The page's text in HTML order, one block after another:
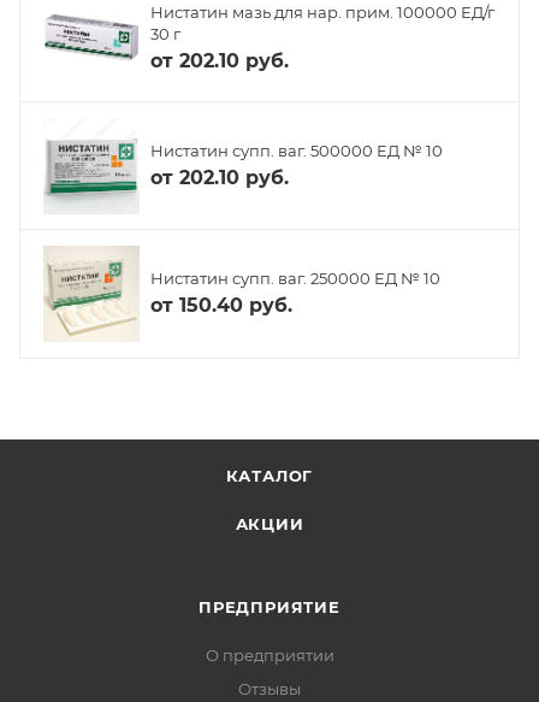
Нистатин мазь для нар. прим. 100000 ЕД/г
30 г
от 202.10 руб.
Нистатин супп. ваг. 500000 ЕД № 10
от 202.10 руб.
Нистатин супп. ваг. 250000 ЕД № 10
от 150.40 руб.
КАТАЛОГ
АКЦИИ
ПРЕДПРИЯТИЕ
О предприятии
Отзывы